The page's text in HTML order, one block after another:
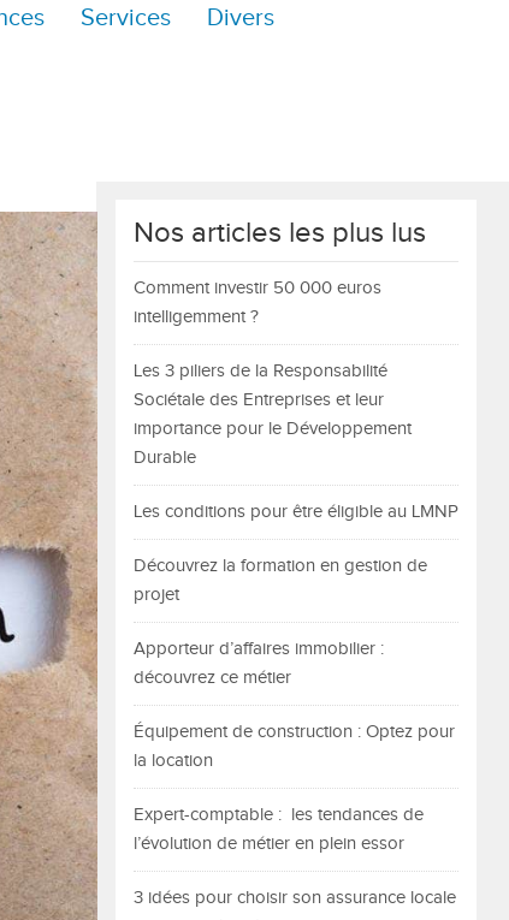
Services Divers
Nos articles les plus lus
Comment investir 50 000 euros
intelligemment ?
Les 3 piliers de la Responsabilité
Sociétale des Entreprises et leur
importance pour le Développement
Durable
Les conditions pour être éligible au LMNP
Découvrez la formation en gestion de
projet
Apporteur d’affaires immobilier :
découvrez ce métier
Équipement de construction : Optez pour
la location
Expert-comptable : les tendances de
l’évolution de métier en plein essor
3 idées pour choisir son assurance locale